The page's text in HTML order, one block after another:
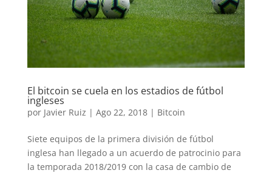
El bitcoin se cuela en los estadios de fútbol
ingleses
por Javier Ruiz | Ago 22, 2018| Bitcoin
Siete equipos de la primera división de fútbol
inglesa han llegado a un acuerdo de patrocinio para
la temporada 2018/2019 con la casa de cambio de